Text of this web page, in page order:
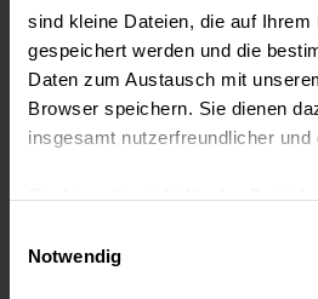
sind kleine Dateien, die auf Ihrem
gespeichert werden und die
Daten zum Austausch mit
Browser speichern. Sie dienen
insgesamt nutzerfreundlicher und
eingesetzt werden.
Notwendig
Zentren
Besucherinformationen